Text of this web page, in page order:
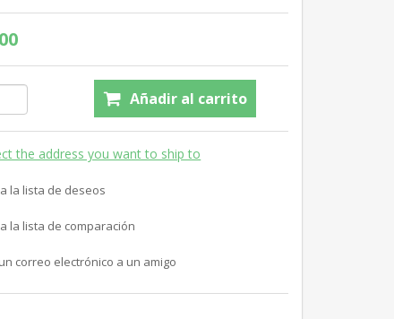
Añadir al carrito
the address you want to ship to
la lista de deseos
la lista de comparación
correo electrónico a un amigo